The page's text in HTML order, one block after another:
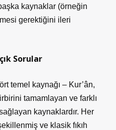
kaynaklar (örneğin
gerektiğini ileri
Sorular
temel kaynağı – Kur’ân,
tamamlayan ve farklı
kaynaklardır. Her
ve klasik fıkıh